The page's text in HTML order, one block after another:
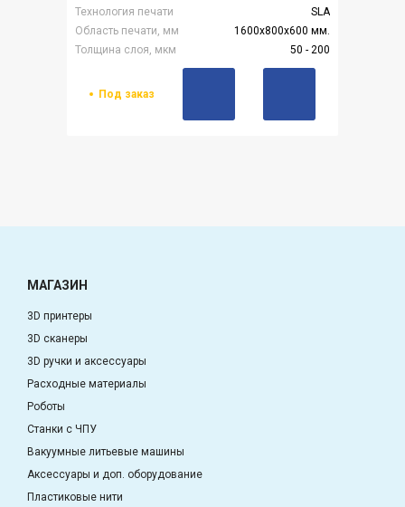
Технология печати
SLA
Область печати, мм
1600x800x600 мм.
Толщина слоя, мкм
50 - 200
Под заказ
МАГАЗИН
3D принтеры
3D сканеры
3D ручки и аксессуары
Расходные материалы
Роботы
Станки с ЧПУ
Вакуумные литьевые машины
Аксессуары и доп. оборудование
Пластиковые нити